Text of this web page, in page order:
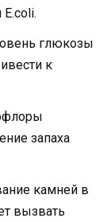
глюкозы
к
запаха
камней в
вызвать